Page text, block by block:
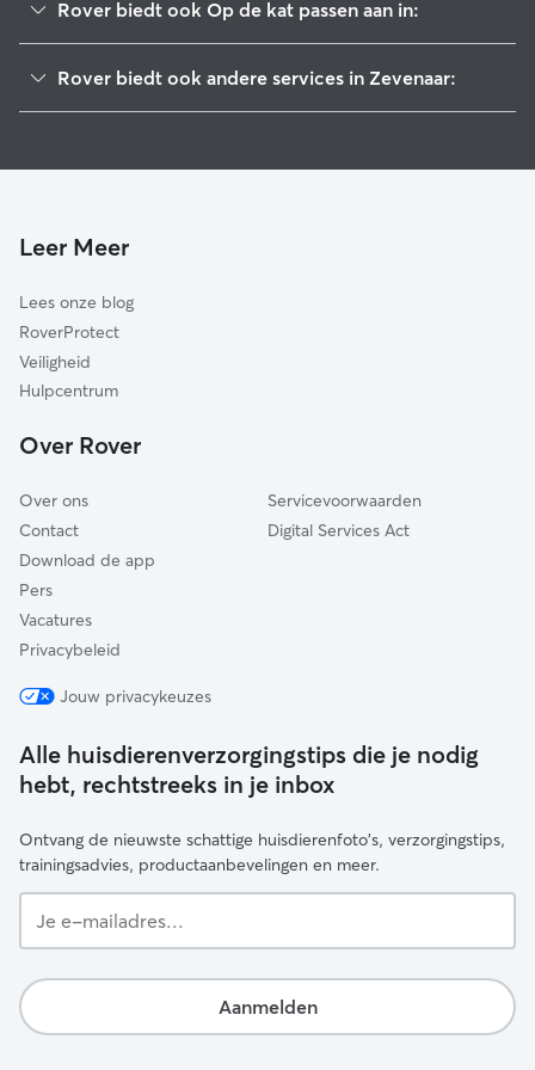
Rover biedt ook Op de kat passen aan in:
Montferland
Doesburg
Rozendaal
Arnhem
Doetinchem
Nijmegen
Rover biedt ook andere services in Zevenaar:
Leer Meer
Lees onze blog
RoverProtect
Veiligheid
Hulpcentrum
Over Rover
Over ons
Contact
Download de app
Pers
Vacatures
Privacybeleid
Servicevoorwaarden
Digital Services Act
Jouw privacykeuzes
Alle huisdierenverzorgingstips die je nodig
hebt, rechtstreeks in je inbox
Ontvang de nieuwste schattige huisdierenfoto's, verzorgingstips,
trainingsadvies, productaanbevelingen en meer.
e-
Aanmelden